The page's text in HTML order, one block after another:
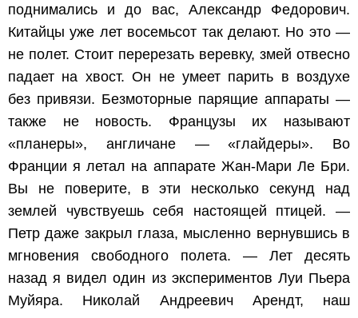
поднимались и до вас, Александр Федорович.
Китайцы уже лет восемьсот так делают. Но это —
не полет. Стоит перерезать веревку, змей отвесно
падает на хвост. Он не умеет парить в воздухе
без привязи. Безмоторные парящие аппараты —
также не новость. Французы их называют
«планеры», англичане — «глайдеры». Во
Франции я летал на аппарате Жан-Мари Ле Бри.
Вы не поверите, в эти несколько секунд над
землей чувствуешь себя настоящей птицей. —
Петр даже закрыл глаза, мысленно вернувшись в
мгновения свободного полета. — Лет десять
назад я видел один из экспериментов Луи Пьера
Муйяра. Николай Андреевич Арендт, наш